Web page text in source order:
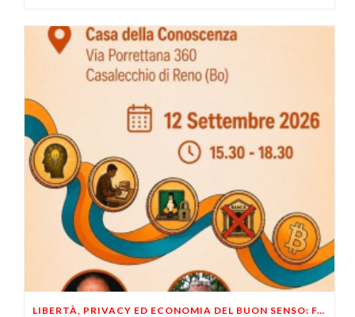
LIBERTÀ, PRIVACY ED ECONOMIA DEL BUON SENSO: FACCO E MUSUMECI A CASALECCHIO DI RENO (BO)